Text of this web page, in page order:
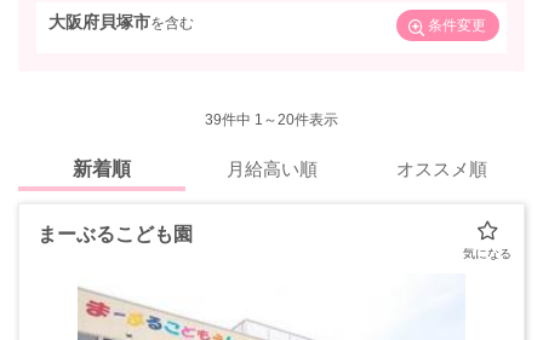
大阪府貝塚市を含む 条件変更
39件中 1～20件表示
新着順 月給高い順 オススメ順
まーぶるこども園